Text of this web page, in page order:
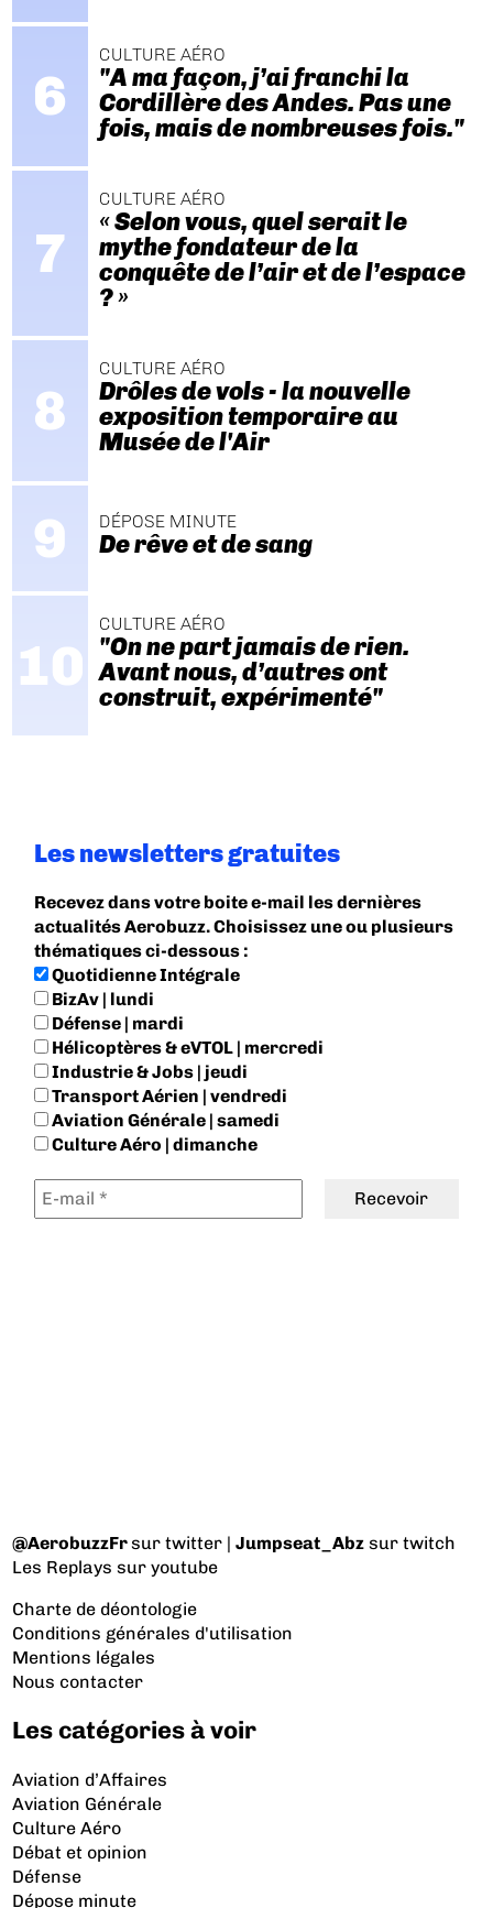
CULTURE AÉRO
"A ma façon, j’ai franchi la
Cordillère des Andes. Pas une
fois, mais de nombreuses fois."
CULTURE AÉRO
« Selon vous, quel serait le
mythe fondateur de la
conquête de l’air et de l’espace
? »
CULTURE AÉRO
Drôles de vols - la nouvelle
exposition temporaire au
Musée de l'Air
DÉPOSE MINUTE
De rêve et de sang
CULTURE AÉRO
"On ne part jamais de rien.
Avant nous, d’autres ont
construit, expérimenté"
Les newsletters gratuites
Recevez dans votre boite e-mail les dernières
actualités Aerobuzz. Choisissez une ou plusieurs
thématiques ci-dessous :
Quotidienne Intégrale
BizAv | lundi
Défense | mardi
Hélicoptères & eVTOL | mercredi
Industrie & Jobs | jeudi
Transport Aérien | vendredi
Aviation Générale | samedi
Culture Aéro | dimanche
@AerobuzzFrsur twitter |Jumpseat_Abz sur twitch
Les Replays sur youtube
Charte de déontologie
Conditions générales d'utilisation
Mentions légales
Nous contacter
Les catégories à voir
Aviation d’Affaires
Aviation Générale
Culture Aéro
Débat et opinion
Défense
Dépose minute